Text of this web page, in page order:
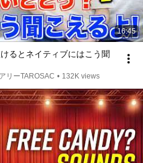
16:45
るとネイティブにはこう聞
リーTAROSAC • 132K views